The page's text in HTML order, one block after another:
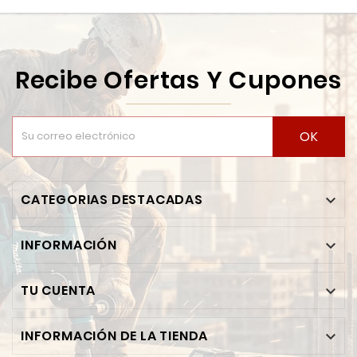
Recibe Ofertas Y Cupones
OK
CATEGORIAS DESTACADAS 
INFORMACIÓN 
TU CUENTA 
INFORMACIÓN DE LA TIENDA 